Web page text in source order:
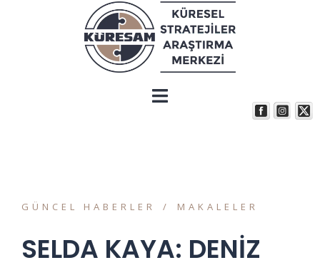
GÜNCEL HABERLER MAKALELER
SELDA KAYA: DENİZ